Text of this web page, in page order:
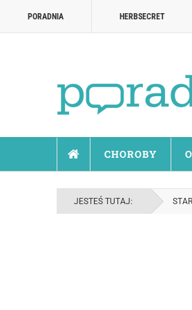
PORADNIA HERBSECRET
CHOROBY
JESTEŚ TUTAJ: